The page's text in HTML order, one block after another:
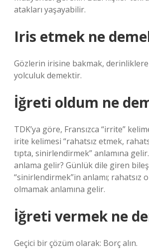
atakları yaşayabilir.
Iris etmek ne
Gözlerin irisine bakmak,
yolculuk demektir.
İğreti oldum ne
TDK’ya göre, Fransızca “irrite”
irite kelimesi “rahatsız etmek,
tıpta, sinirlendirmek” anlamına
anlama gelir? Günlük dile giren
“sinirlendirmek”in anlamı; rahatsız
olmamak anlamına gelir.
İğreti vermek ne
Geçici bir çözüm olarak: Borç alın.